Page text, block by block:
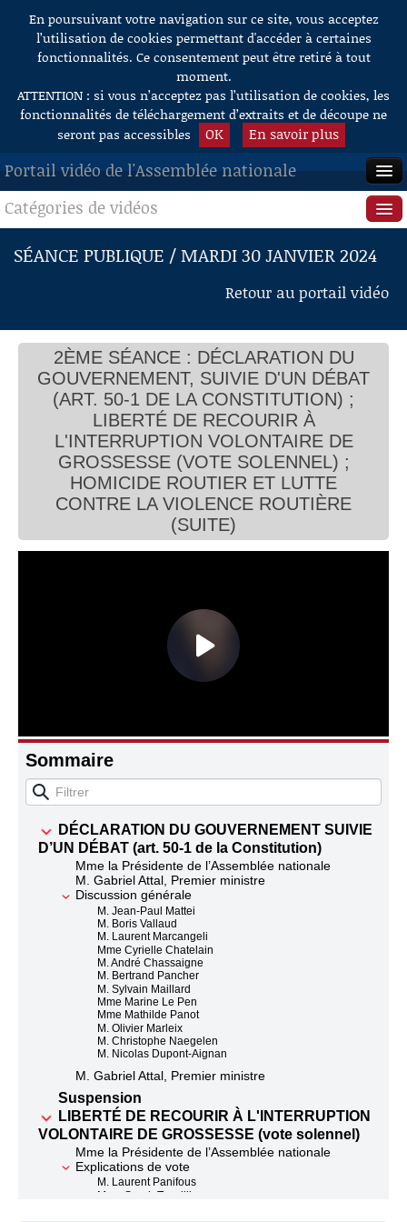
Aller au contenu
En poursuivant votre navigation sur ce site, vous acceptez
l’utilisation de cookies permettant d'accéder à certaines
fonctionnalités. Ce consentement peut être retiré à tout
moment.
ATTENTION : si vous n’acceptez pas l’utilisation de cookies, les
fonctionnalités de téléchargement d’extraits et de découpe ne
seront pas accessibles
OK En savoir plus
Portail vidéo de l'Assemblée nationale
ACCUEIL
EN DIRECT
RECHERCHE
AIDE À LA DÉCOUPE
DE VIDÉOS
Catégories de vidéos
Séance publique
Questions au Gouvernement
Commissions
Présidence
Évènements
Connaissance, Histoire
Autres
SÉANCE PUBLIQUE / MARDI 30 JANVIER 2024
Retour au portail vidéo
2ÈME SÉANCE : DÉCLARATION DU
GOUVERNEMENT, SUIVIE D'UN DÉBAT
(ART. 50-1 DE LA CONSTITUTION) ;
LIBERTÉ DE RECOURIR À
L'INTERRUPTION VOLONTAIRE DE
GROSSESSE (VOTE SOLENNEL) ;
HOMICIDE ROUTIER ET LUTTE
CONTRE LA VIOLENCE ROUTIÈRE
(SUITE)
Sommaire
DÉCLARATION DU GOUVERNEMENT SUIVIE
D’UN DÉBAT (art. 50-1 de la Constitution)
Mme la Présidente de l’Assemblée nationale
M. Gabriel Attal, Premier ministre
Discussion générale
M. Jean-Paul Mattei
M. Boris Vallaud
M. Laurent Marcangeli
Mme Cyrielle Chatelain
M. André Chassaigne
M. Bertrand Pancher
M. Sylvain Maillard
Mme Marine Le Pen
Mme Mathilde Panot
M. Olivier Marleix
M. Christophe Naegelen
M. Nicolas Dupont-Aignan
M. Gabriel Attal, Premier ministre
Suspension
LIBERTÉ DE RECOURIR À L'INTERRUPTION
VOLONTAIRE DE GROSSESSE (vote solennel)
Mme la Présidente de l’Assemblée nationale
Explications de vote
M. Laurent Panifous
Mme Sarah Tanzilli